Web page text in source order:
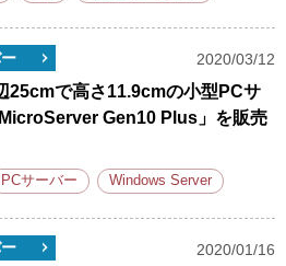
2020/03/12
25cmで高さ11.9cmの小型PCサ
Gen10 Plus」を販売
PCサーバー Windows Server
2020/01/16